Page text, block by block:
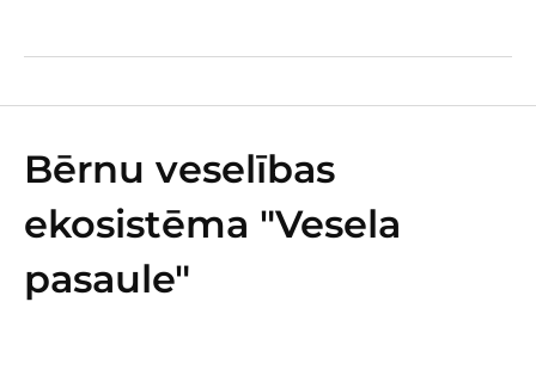
Bērnu veselības
ekosistēma "Vesela
pasaule"